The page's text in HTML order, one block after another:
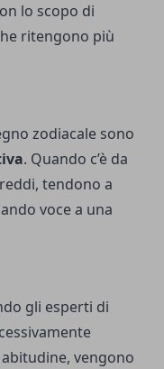
lo scopo di
ritengono più
zodiacale sono
. Quando c’è da
tendono a
voce a una
gli esperti di
vengono